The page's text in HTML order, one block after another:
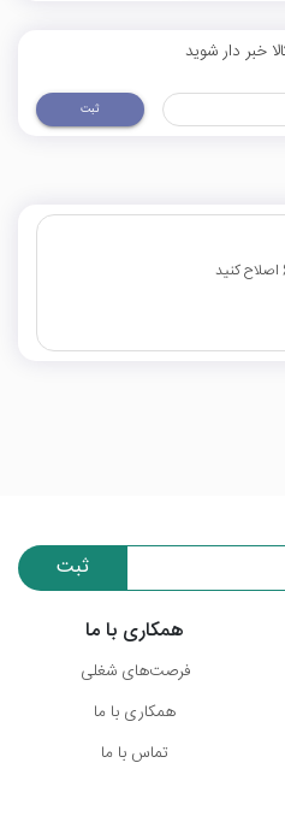
خبر دار شوید
ثبت
ثبت
همکاری با ما
فرصت‌های شغلی
همکاری با ما
تماس با ما